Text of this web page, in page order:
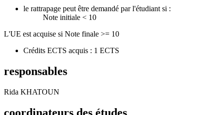
le rattrapage peut être demandé par l'étudiant si :
Note initiale < 10
L'UE est acquise si Note finale >= 10
Crédits ECTS acquis : 1 ECTS
responsables
Rida KHATOUN